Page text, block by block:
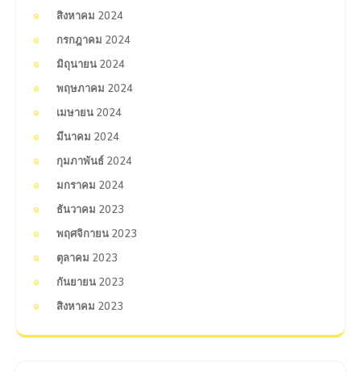
สิงหาคม 2024
กรกฎาคม 2024
มิถุนายน 2024
พฤษภาคม 2024
เมษายน 2024
มีนาคม 2024
กุมภาพันธ์ 2024
มกราคม 2024
ธันวาคม 2023
พฤศจิกายน 2023
ตุลาคม 2023
กันยายน 2023
สิงหาคม 2023